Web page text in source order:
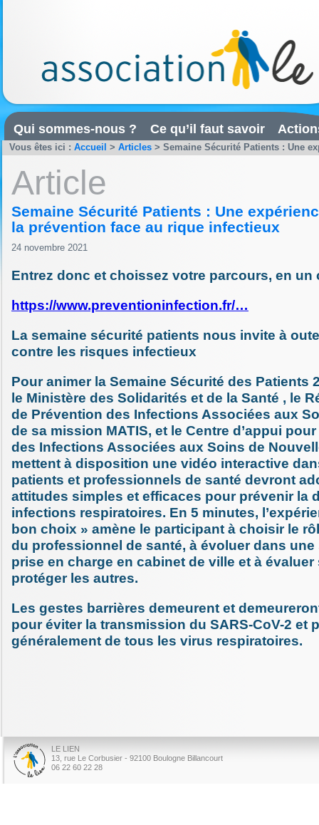
Qui sommes-nous ? Ce qu’il faut savoir
Vous êtes ici : Accueil > Articles > Semaine Sécurité Patients : Une
Article
Semaine Sécurité Patients : Une
la prévention face au rique infectieux
24 novembre 2021
Entrez donc et choissez votre parcours, en un
https://www.preventioninfection.fr/…
La semaine sécurité patients nous invite à
contre les risques infectieux
Pour animer la Semaine Sécurité des Patients
le Ministère des Solidarités et de la Santé , le
de Prévention des Infections Associées aux
de sa mission MATIS, et le Centre d’appui
des Infections Associées aux Soins de
mettent à disposition une vidéo interactive
patients et professionnels de santé devront
attitudes simples et efficaces pour prévenir la
infections respiratoires. En 5 minutes,
bon choix » amène le participant à choisir le
du professionnel de santé, à évoluer dans
prise en charge en cabinet de ville et à évaluer
protéger les autres.
Les gestes barrières demeurent et
pour éviter la transmission du SARS-CoV-2 et
généralement de tous les virus respiratoires.
LE LIEN
13, rue Le Corbusier - 92100 Boulogne Billancourt
06 22 60 22 28